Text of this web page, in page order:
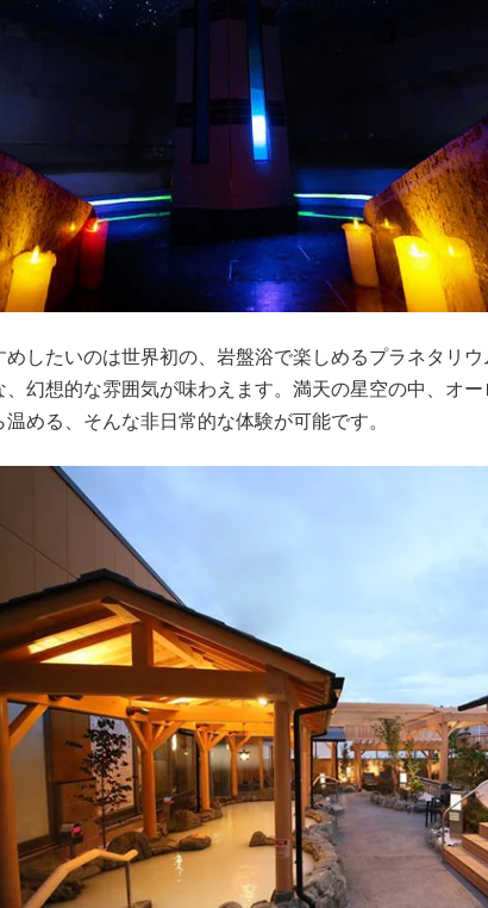
したいのは世界初の、岩盤浴で楽しめるプラネタリ
、幻想的な雰囲気が味わえます。満天の星空の中、オ
温める、そんな非日常的な体験が可能です。